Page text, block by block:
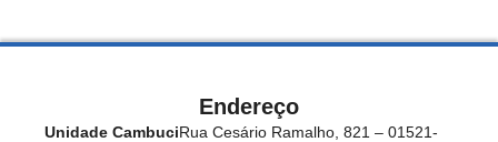
Endereço
Unidade CambuciRua Cesário Ramalho, 821 – 01521-